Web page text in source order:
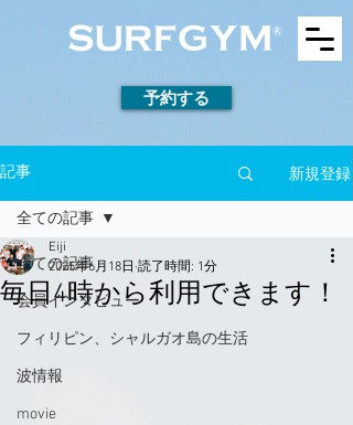
予約する
記事 新規登録
全ての記事
会員インタビュー
フィリピン、シャルガオ島の生活
波情報
movie
全ての記事
毎日4時から利用できます！
Eiji
2025年6月18日 読了時間: 1分